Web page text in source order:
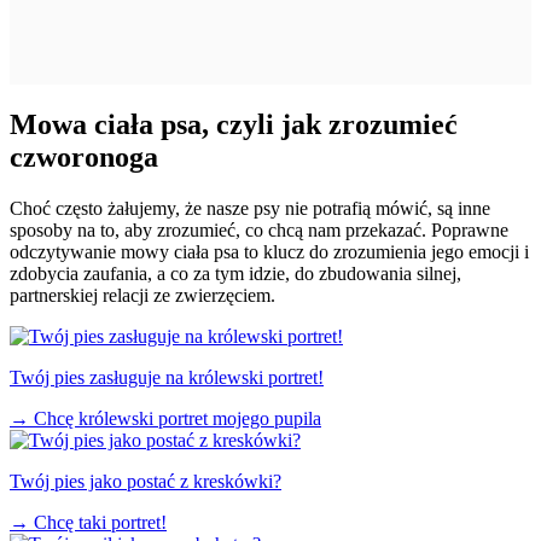
Mowa ciała psa, czyli jak zrozumieć
czworonoga
Choć często żałujemy, że nasze psy nie potrafią mówić, są inne
sposoby na to, aby zrozumieć, co chcą nam przekazać. Poprawne
odczytywanie mowy ciała psa to klucz do zrozumienia jego emocji i
zdobycia zaufania, a co za tym idzie, do zbudowania silnej,
partnerskiej relacji ze zwierzęciem.
Twój pies zasługuje na królewski portret!
→ Chcę królewski portret mojego pupila
Twój pies jako postać z kreskówki?
→ Chcę taki portret!